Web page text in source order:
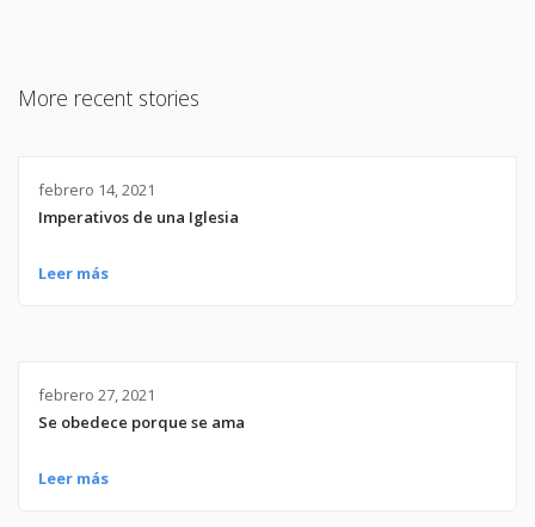
More recent stories
febrero 14, 2021
Imperativos de una Iglesia
Leer más
febrero 27, 2021
Se obedece porque se ama
Leer más